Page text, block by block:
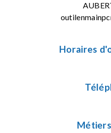
Horaires